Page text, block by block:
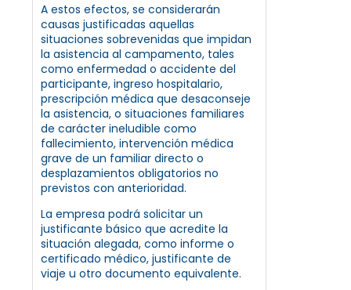
A estos efectos, se considerarán
causas justificadas aquellas
situaciones sobrevenidas que impidan
la asistencia al campamento, tales
como enfermedad o accidente del
participante, ingreso hospitalario,
prescripción médica que desaconseje
la asistencia, o situaciones familiares
de carácter ineludible como
fallecimiento, intervención médica
grave de un familiar directo o
desplazamientos obligatorios no
previstos con anterioridad.
La empresa podrá solicitar un
justificante básico que acredite la
situación alegada, como informe o
certificado médico, justificante de
viaje u otro documento equivalente.